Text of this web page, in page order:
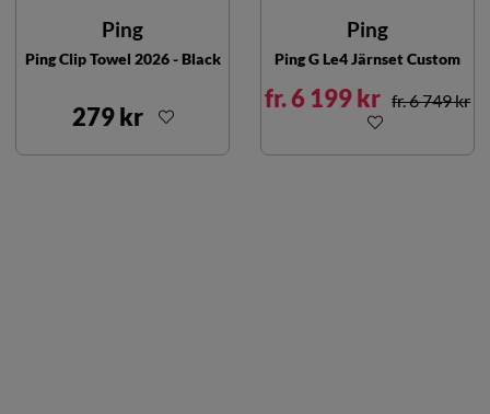
Ping
Ping Clip Towel 2026 - Black
279 kr
Ping
Ping G Le4 Järnset Custom
fr. 6 199 kr fr. 6 749 kr